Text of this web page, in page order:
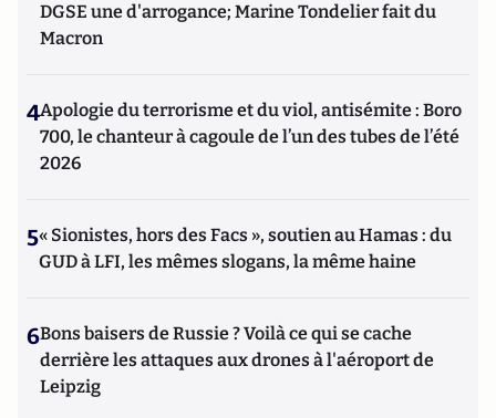
DGSE une d'arrogance; Marine Tondelier fait du
Macron
4Apologie du terrorisme et du viol, antisémite : Boro
700, le chanteur à cagoule de l’un des tubes de l’été
2026
5« Sionistes, hors des Facs », soutien au Hamas : du
GUD à LFI, les mêmes slogans, la même haine
6Bons baisers de Russie ? Voilà ce qui se cache
derrière les attaques aux drones à l'aéroport de
Leipzig